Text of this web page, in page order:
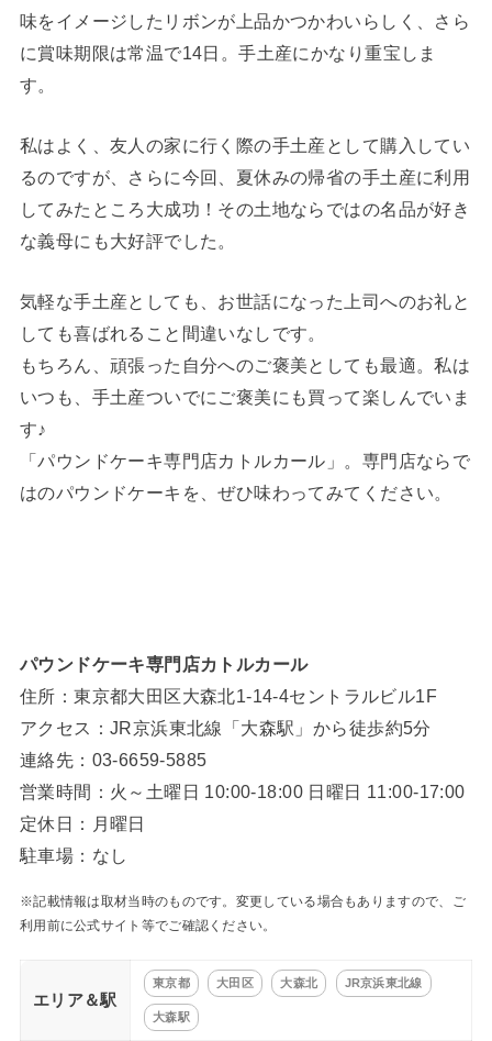
味をイメージしたリボンが上品かつかわいらしく、さら
に賞味期限は常温で14日。手土産にかなり重宝しま
す。
私はよく、友人の家に行く際の手土産として購入してい
るのですが、さらに今回、夏休みの帰省の手土産に利用
してみたところ大成功！その土地ならではの名品が好き
な義母にも大好評でした。
気軽な手土産としても、お世話になった上司へのお礼と
しても喜ばれること間違いなしです。
もちろん、頑張った自分へのご褒美としても最適。私は
いつも、手土産ついでにご褒美にも買って楽しんでいま
す♪
「パウンドケーキ専門店カトルカール」。専門店ならで
はのパウンドケーキを、ぜひ味わってみてください。
パウンドケーキ専門店カトルカール
住所：東京都大田区大森北1-14-4セントラルビル1F
アクセス：JR京浜東北線「大森駅」から徒歩約5分
連絡先：03-6659-5885
営業時間：火～土曜日 10:00-18:00 日曜日 11:00-17:00
定休日：月曜日
駐車場：なし
※記載情報は取材当時のものです。変更している場合もありますので、ご
利用前に公式サイト等でご確認ください。
エリア＆駅
東京都 大田区 大森北 JR京浜東北線
大森駅